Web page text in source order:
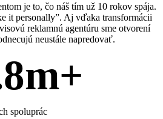
je to, čo náš tím už 10 rokov spája.
it personally”. Aj vďaka transformácii
reklamnú agentúru sme otvorení
neustále napredovať.
m+
spoluprác